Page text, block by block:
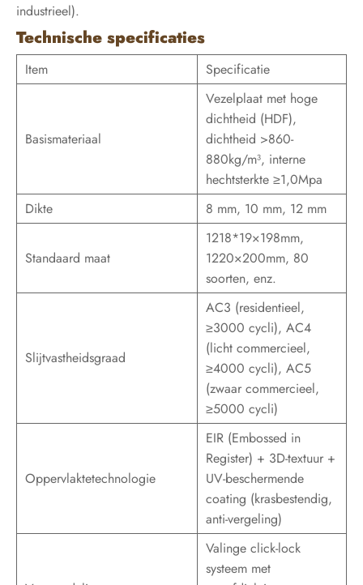
industrieel).
Technische specificaties
Item Specificatie
Basismateriaal
Vezelplaat met hoge
dichtheid (HDF),
dichtheid >860-
880kg/m³, interne
hechtsterkte ≥1,0Mpa
Dikte
8 mm, 10 mm, 12 mm
Standaard maat
1218*19×198mm,
1220×200mm, 80
soorten, enz.
Slijtvastheidsgraad
AC3 (residentieel,
≥3000 cycli), AC4
(licht commercieel,
≥4000 cycli), AC5
(zwaar commercieel,
≥5000 cycli)
Oppervlaktetechnologie
EIR (Embossed in
Register) + 3D-textuur +
UV-beschermende
coating (krasbestendig,
anti-vergeling)
Valinge click-lock
systeem met